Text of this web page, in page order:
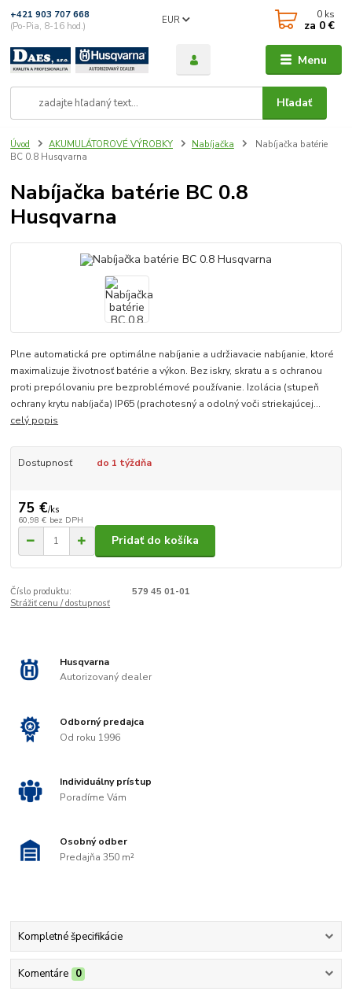
Menu
EUR
Hľadať
+421 903 707 668
(Po-Pia, 8-16 hod.)
0 ks
za 0 €
Úvod AKUMULÁTOROVÉ VÝROBKY Nabíjačka
Nabíjačka batérie
BC 0.8 Husqvarna
Nabíjačka batérie BC 0.8
Husqvarna
Plne automatická pre optimálne nabíjanie a udržiavacie nabíjanie, ktoré
maximalizuje životnosť batérie a výkon. Bez iskry, skratu a s ochranou
proti prepólovaniu pre bezproblémové používanie. Izolácia (stupeň
ochrany krytu nabíjača) IP65 (prachotesný a odolný voči striekajúcej...
celý popis
Dostupnosť do 1 týždňa
75 €/ks
60,98 € bez DPH
Pridať do košíka
Číslo produktu:
579 45 01-01
Strážiť cenu / dostupnosť
Husqvarna
Autorizovaný dealer
Odborný predajca
Od roku 1996
Individuálny prístup
Poradíme Vám
Osobný odber
Predajňa 350 m²
Kompletné špecifikácie
Komentáre 0